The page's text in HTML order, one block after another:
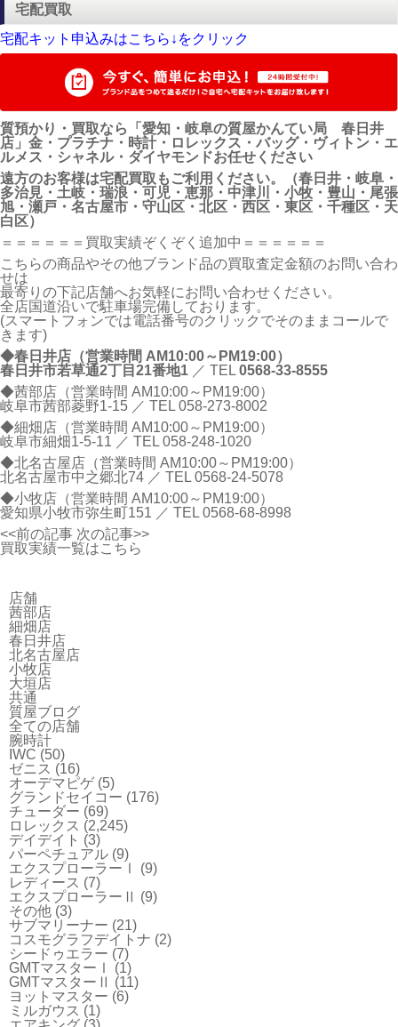
宅配買取
宅配キット申込みはこちら↓をクリック
質預かり・買取なら「愛知・岐阜の質屋かんてい局 春日井
店」金・プラチナ・時計・ロレックス・バッグ・ヴィトン・エ
ルメス・シャネル・ダイヤモンドお任せください
遠方のお客様は宅配買取もご利用ください。（春日井・岐阜・
多治見・土岐・瑞浪・可児・恵那・中津川・小牧・豊山・尾張
旭・瀬戸・名古屋市・守山区・北区・西区・東区・千種区・天
白区）
＝＝＝＝＝＝買取実績ぞくぞく追加中＝＝＝＝＝＝
こちらの商品やその他ブランド品の買取査定金額のお問い合わ
せは
最寄りの下記店舗へお気軽にお問い合わせください。
全店国道沿いで駐車場完備しております。
(スマートフォンでは電話番号のクリックでそのままコールで
きます)
◆春日井店（営業時間 AM10:00～PM19:00）
春日井市若草通2丁目21番地1 ／ TEL 0568-33-8555
◆茜部店（営業時間 AM10:00～PM19:00）
岐阜市茜部菱野1-15 ／ TEL 058-273-8002
◆細畑店（営業時間 AM10:00～PM19:00）
岐阜市細畑1-5-11 ／ TEL 058-248-1020
◆北名古屋店（営業時間 AM10:00～PM19:00）
北名古屋市中之郷北74 ／ TEL 0568-24-5078
◆小牧店（営業時間 AM10:00～PM19:00）
愛知県小牧市弥生町151 ／ TEL 0568-68-8998
<<前の記事 次の記事>>
買取実績一覧はこちら
店舗
茜部店
細畑店
春日井店
北名古屋店
小牧店
大垣店
共通
質屋ブログ
全ての店舗
腕時計
IWC (50)
ゼニス (16)
オーデマピゲ(5)
グランドセイコー (176)
チューダー (69)
ロレックス (2,245)
デイデイト (3)
パーペチュアル (9)
エクスプローラーⅠ
(9)
レディース (7)
エクスプローラーⅡ (9)
その他 (3)
サブマリーナー (21)
コスモグラフデイトナ (2)
シードゥエラー (7)
GMTマスターⅠ
(1)
GMTマスターⅡ (11)
ヨットマスター (6)
ミルガウス (1)